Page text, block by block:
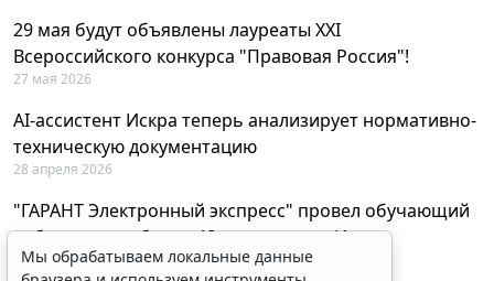
29 мая будут объявлены лауреаты XXI
Всероссийского конкурса "Правовая Россия"!
27 мая 2026
AI-ассистент Искра теперь анализирует нормативно-
техническую документацию
28 апреля 2026
"ГАРАНТ Электронный экспресс" провел обучающий
вебинар по работе с AI-ассистентом Искра
23 апреля 2026
Мы обрабатываем локальные данные